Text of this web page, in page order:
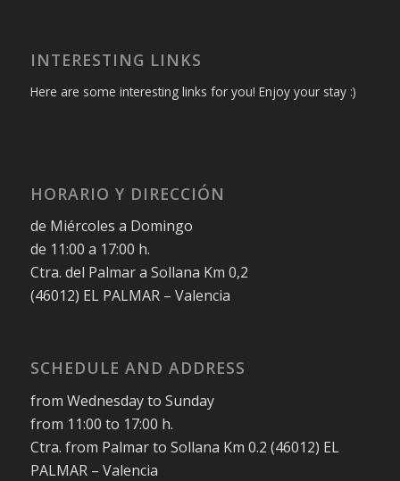
INTERESTING LINKS
Here are some interesting links for you! Enjoy your stay :)
HORARIO Y DIRECCIÓN
de Miércoles a Domingo
de 11:00 a 17:00 h.
Ctra. del Palmar a Sollana Km 0,2
(46012) EL PALMAR – Valencia
SCHEDULE AND ADDRESS
from Wednesday to Sunday
from 11:00 to 17:00 h.
Ctra. from Palmar to Sollana Km 0.2 (46012) EL
PALMAR – Valencia